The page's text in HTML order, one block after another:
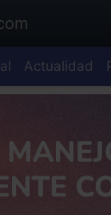
Actualidad